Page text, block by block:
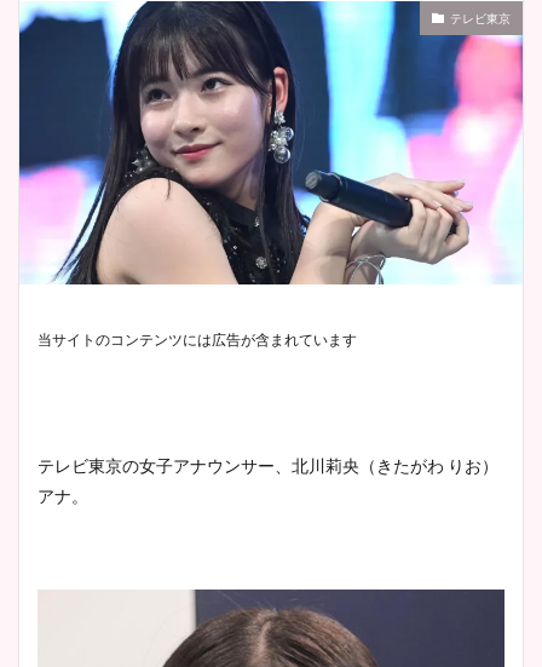
テレビ東京
当サイトのコンテンツには広告が含まれています
テレビ東京の女子アナウンサー、北川莉央（きたがわ りお）
アナ。